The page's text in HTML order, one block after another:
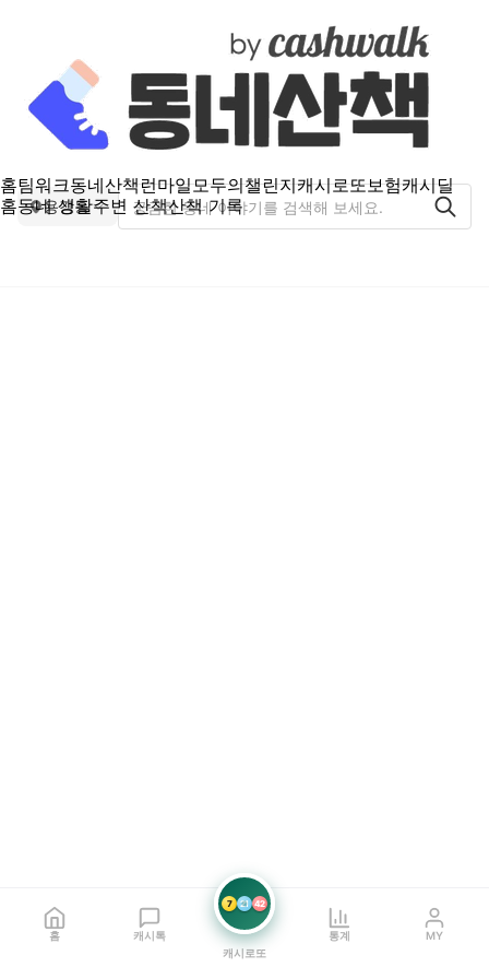
홈팀워크동네산책런마일모두의챌린지캐시로또보험캐시딜
홈동네 생활주변 산책산책 기록
용강동
홈 캐시톡
7 21 42
캐시로또
통계 MY